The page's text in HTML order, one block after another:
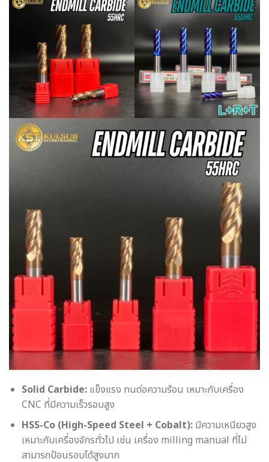
Solid Carbide:แข็งแรง ทนต่อความร้อน เหมาะกับเครื่อง
CNC ที่มีความเร็วรอบสูง
HSS-Co (High-Speed Steel + Cobalt):มีความเหนียวสูง
เหมาะกับเครื่องจักรทั่วไป เช่น เครื่อง milling manual ที่ไม่
สามารถป้อนรอบได้สูงมาก